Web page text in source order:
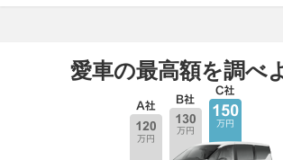
愛車の最高額を調べ